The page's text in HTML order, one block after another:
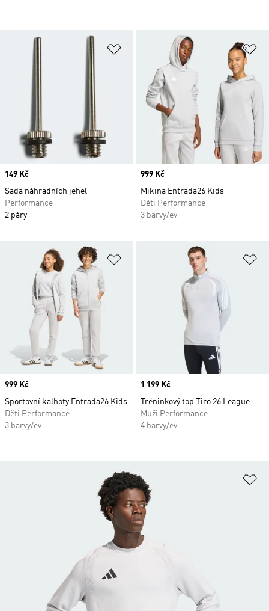
Přidat do seznamu přání
Price
149 Kč
Sada náhradních jehel
Performance
2 páry
Price
999 Kč
Mikina Entrada26 Kids
Děti Performance
3 barvy/ev
Přidat do seznamu přání
Price
999 Kč
Sportovní kalhoty Entrada26 Kids
Děti Performance
3 barvy/ev
Price
1 199 Kč
Tréninkový top Tiro 26 League
Muži Performance
4 barvy/ev